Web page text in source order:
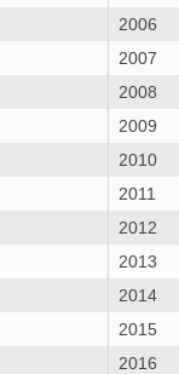
2006
2007
2008
2009
2010
2011
2012
2013
2014
2015
2016